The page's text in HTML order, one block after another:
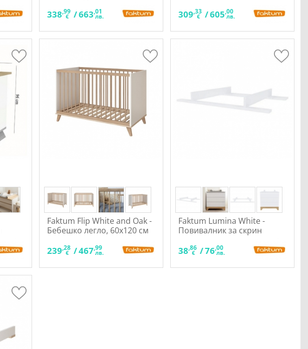
338,99
€ /663,01
лв. 309,33
€ /605,00
лв.
Faktum Flip White and Oak -
Бебешко легло, 60x120 см
239,28
€ /467,99
лв.
Faktum Lumina White -
Повивалник за скрин
38,86
€ /76,00
лв.